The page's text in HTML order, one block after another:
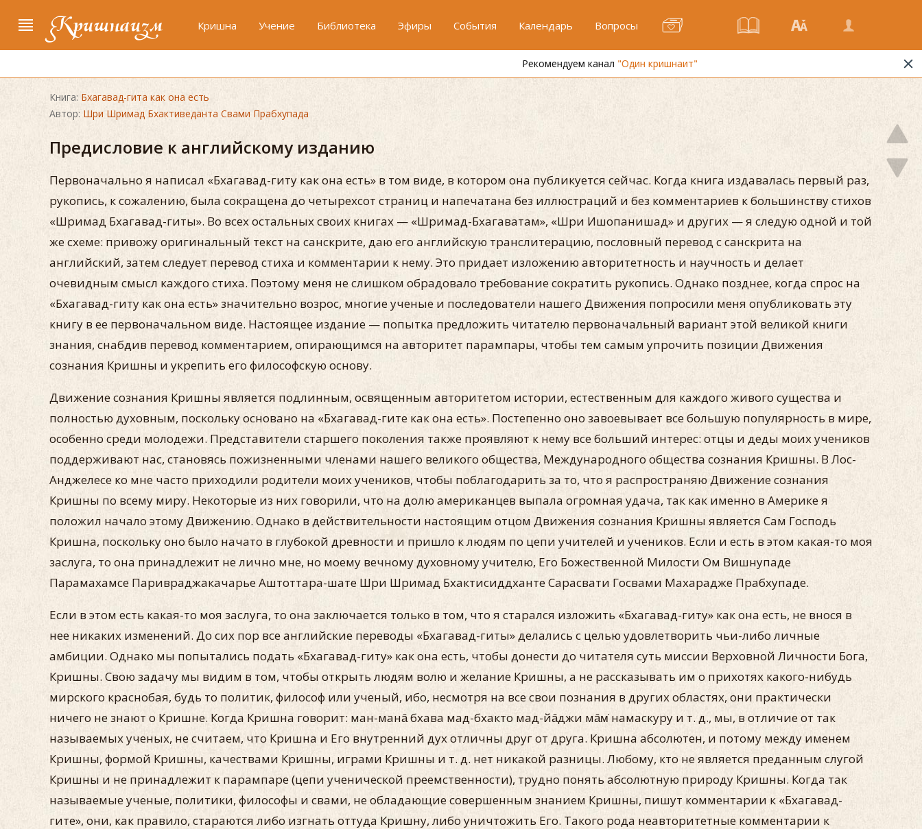
Кришнаизм Кришна Учение Библиотека Эфиры События Календарь Вопросы
"Один кришнаит"
Книга: Бхагавад-гита как она есть
Автор: Шри Шримад Бхактиведанта Свами Прабхупада
Предисловие к английскому изданию
Первоначально я написал «Бхагавад-гиту как она есть» в том виде, в котором она публикуется сейчас. Когда книга издавалась первый раз,
рукопись, к сожалению, была сокращена до четырехсот страниц и напечатана без иллюстраций и без комментариев к большинству стихов
«Шримад Бхагавад-гиты». Во всех остальных своих книгах — «Шримад-Бхагаватам», «Шри Ишопанишад» и других — я следую одной и той
же схеме: привожу оригинальный текст на санскрите, даю его английскую транслитерацию, пословный перевод с санскрита на
английский, затем следует перевод стиха и комментарии к нему. Это придает изложению авторитетность и научность и делает
очевидным смысл каждого стиха. Поэтому меня не слишком обрадовало требование сократить рукопись. Однако позднее, когда спрос на
«Бхагавад-гиту как она есть» значительно возрос, многие ученые и последователи нашего Движения попросили меня опубликовать эту
книгу в ее первоначальном виде. Настоящее издание — попытка предложить читателю первоначальный вариант этой великой книги
знания, снабдив перевод комментарием, опирающимся на авторитет парампары, чтобы тем самым упрочить позиции Движения
сознания Кришны и укрепить его философскую основу.
Движение сознания Кришны является подлинным, освященным авторитетом истории, естественным для каждого живого существа и
полностью духовным, поскольку основано на «Бхагавад-гите как она есть». Постепенно оно завоевывает все большую популярность в мире,
особенно среди молодежи. Представители старшего поколения также проявляют к нему все больший интерес: отцы и деды моих учеников
поддерживают нас, становясь пожизненными членами нашего великого общества, Международного общества сознания Кришны. В Лос-
Анджелесе ко мне часто приходили родители моих учеников, чтобы поблагодарить за то, что я распространяю Движение сознания
Кришны по всему миру. Некоторые из них говорили, что на долю американцев выпала огромная удача, так как именно в Америке я
положил начало этому Движению. Однако в действительности настоящим отцом Движения сознания Кришны является Сам Господь
Кришна, поскольку оно было начато в глубокой древности и пришло к людям по цепи учителей и учеников. Если и есть в этом какая-то моя
заслуга, то она принадлежит не лично мне, но моему вечному духовному учителю, Его Божественной Милости Ом Вишнупаде
Парамахамсе Паривраджакачарье Аштоттара-шате Шри Шримад Бхактисиддханте Сарасвати Госвами Махарадже Прабхупаде.
Если в этом есть какая-то моя заслуга, то она заключается только в том, что я старался изложить «Бхагавад-гиту» как она есть, не внося в
нее никаких изменений. До сих пор все английские переводы «Бхагавад-гиты» делались с целью удовлетворить чьи-либо личные
амбиции. Однако мы попытались подать «Бхагавад-гиту» как она есть, чтобы донести до читателя суть миссии Верховной Личности Бога,
Кришны. Свою задачу мы видим в том, чтобы открыть людям волю и желание Кришны, а не рассказывать им о прихотях какого-нибудь
мирского краснобая, будь то политик, философ или ученый, ибо, несмотря на все свои познания в других областях, они практически
ничего не знают о Кришне. Когда Кришна говорит: ман-мана̄ бхава мад-бхакто мад-йа̄джи ма̄м̇ намаскуру и т. д., мы, в отличие от так
называемых ученых, не считаем, что Кришна и Его внутренний дух отличны друг от друга. Кришна абсолютен, и потому между именем
Кришны, формой Кришны, качествами Кришны, играми Кришны и т. д. нет никакой разницы. Любому, кто не является преданным слугой
Кришны и не принадлежит к парампаре (цепи ученической преемственности), трудно понять абсолютную природу Кришны. Когда так
называемые ученые, политики, философы и свами, не обладающие совершенным знанием Кришны, пишут комментарии к «Бхагавад-
гите», они, как правило, стараются либо изгнать оттуда Кришну, либо уничтожить Его. Такого рода неавторитетные комментарии к